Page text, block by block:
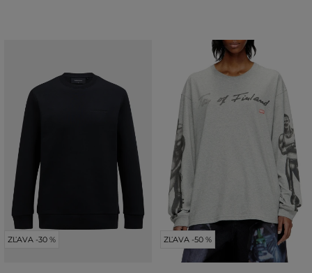
ZĽAVA -30 % ZĽAVA -50 %